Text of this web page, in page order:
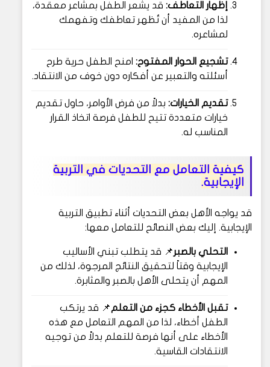
إظهار التعاطف: قد يشعر الطفل بمشاعر معقدة،
لذا من المفيد أن تُظهر تعاطفك وتفهمك
لمشاعره.
تشجيع الحوار المفتوح: امنح الطفل حرية طرح
أسئلته والتعبير عن أفكاره دون خوف من الانتقاد.
تقديم الخيارات: بدلاً من فرض الأوامر، حاول تقديم
خيارات متعددة تتيح للطفل فرصة اتخاذ القرار
المناسب له.
كيفية التعامل مع التحديات في التربية
الإيجابية.
قد يواجه الأهل بعض التحديات أثناء تطبيق التربية
الإيجابية. إليك بعض النصائح للتعامل معها:
التحلي بالصبر📌 قد يتطلب تبني الأساليب
الإيجابية وقتاً لتحقيق النتائج المرجوة، لذلك من
المهم أن يتحلى الأهل بالصبر والمثابرة.
تقبل الأخطاء كجزء من التعلم 📌 قد يرتكب
الطفل أخطاء، لذا من المهم التعامل مع هذه
الأخطاء على أنها فرصة للتعلم بدلاً من توجيه
الانتقادات القاسية.